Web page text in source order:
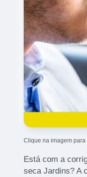
Clique na imagem
Está com a
seca Jardins? A